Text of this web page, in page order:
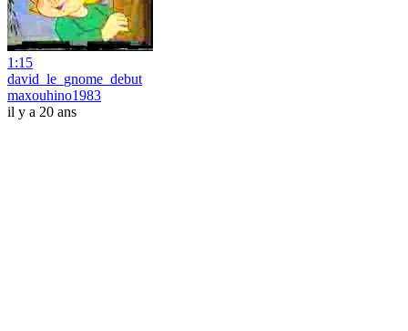
1:15
david_le_gnome_debut
maxouhino1983
il y a 20 ans